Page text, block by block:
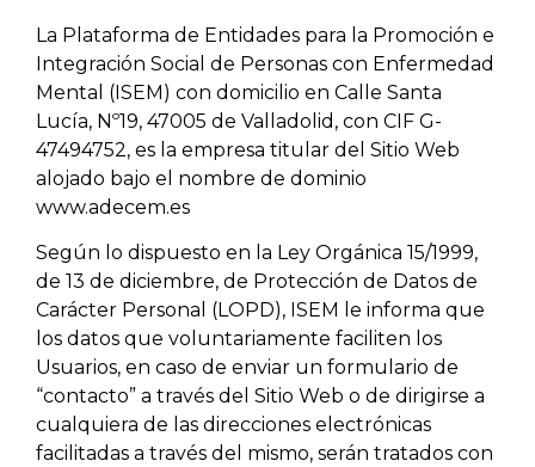
La Plataforma de Entidades para la Promoción e
Integración Social de Personas con Enfermedad
Mental (ISEM) con domicilio en Calle Santa
Lucía, Nº19, 47005 de Valladolid, con CIF G-
47494752, es la empresa titular del Sitio Web
alojado bajo el nombre de dominio
www.adecem.es
Según lo dispuesto en la Ley Orgánica 15/1999,
de 13 de diciembre, de Protección de Datos de
Carácter Personal (LOPD), ISEM le informa que
los datos que voluntariamente faciliten los
Usuarios, en caso de enviar un formulario de
“contacto” a través del Sitio Web o de dirigirse a
cualquiera de las direcciones electrónicas
facilitadas a través del mismo, serán tratados con